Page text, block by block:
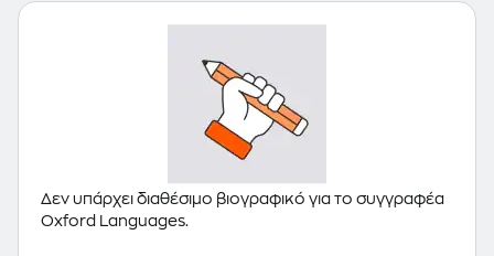
Δεν υπάρχει διαθέσιμο βιογραφικό για το συγγραφέα
Oxford Languages.